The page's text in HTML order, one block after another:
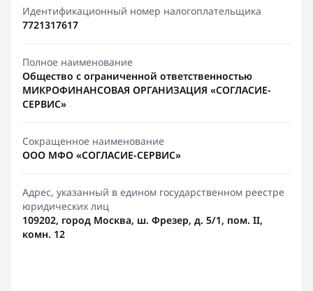
Идентификационный номер налогоплательщика
7721317617
Полное наименование
Общество с ограниченной ответственностью
МИКРОФИНАНСОВАЯ ОРГАНИЗАЦИЯ «СОГЛАСИЕ-
СЕРВИС»
Сокращенное наименование
ООО МФО «СОГЛАСИЕ-СЕРВИС»
Адрес, указанный в едином государственном реестре
юридических лиц
109202, город Москва, ш. Фрезер, д. 5/1, пом. II,
комн. 12